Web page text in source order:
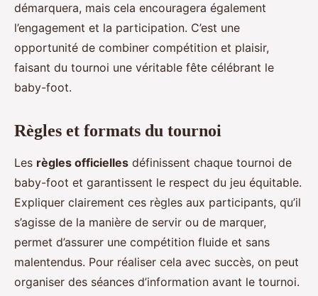
démarquera, mais cela encouragera également
l’engagement et la participation. C’est une
opportunité de combiner compétition et plaisir,
faisant du tournoi une véritable fête célébrant le
baby-foot.
Règles et formats du tournoi
Les règles officielles définissent chaque tournoi de
baby-foot et garantissent le respect du jeu équitable.
Expliquer clairement ces règles aux participants, qu’il
s’agisse de la manière de servir ou de marquer,
permet d’assurer une compétition fluide et sans
malentendus. Pour réaliser cela avec succès, on peut
organiser des séances d’information avant le tournoi.